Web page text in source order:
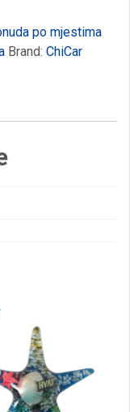
po mjestima
Brand: ChiCar